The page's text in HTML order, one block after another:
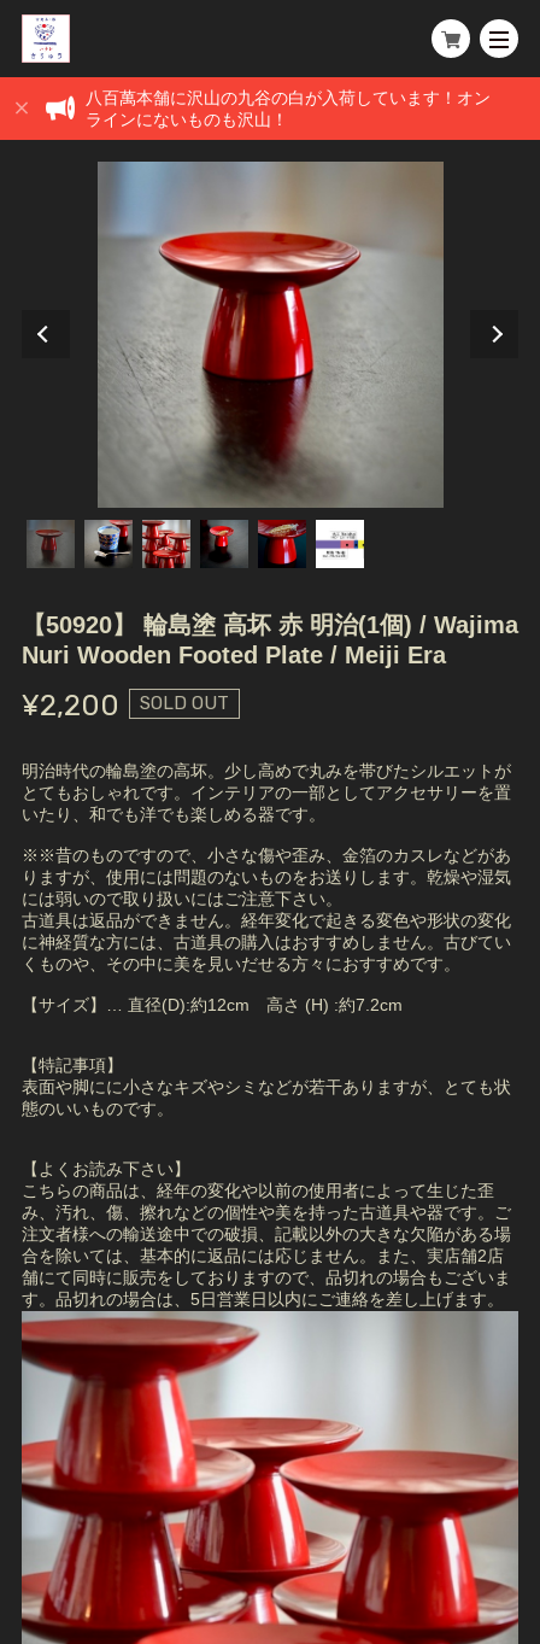
八百萬本舗に沢山の九谷の白が入荷しています！オン
ラインにないものも沢山！
【50920】 輪島塗 高坏 赤 明治(1個) / Wajima
Nuri Wooden Footed Plate / Meiji Era
¥2,200 SOLD OUT
明治時代の輪島塗の高坏。少し高めで丸みを帯びたシルエットが
とてもおしゃれです。インテリアの一部としてアクセサリーを置
いたり、和でも洋でも楽しめる器です。
※※昔のものですので、小さな傷や歪み、金箔のカスレなどがあ
りますが、使用には問題のないものをお送りします。乾燥や湿気
には弱いので取り扱いにはご注意下さい。
古道具は返品ができません。経年変化で起きる変色や形状の変化
に神経質な方には、古道具の購入はおすすめしません。古びてい
くものや、その中に美を見いだせる方々におすすめです。
【サイズ】… 直径(D):約12cm 高さ (H) :約7.2cm
【特記事項】
表面や脚にに小さなキズやシミなどが若干ありますが、とても状
態のいいものです。
【よくお読み下さい】
こちらの商品は、経年の変化や以前の使用者によって生じた歪
み、汚れ、傷、擦れなどの個性や美を持った古道具や器です。ご
注文者様への輸送途中での破損、記載以外の大きな欠陥がある場
合を除いては、基本的に返品には応じません。また、実店舗2店
舗にて同時に販売をしておりますので、品切れの場合もございま
す。品切れの場合は、5日営業日以内にご連絡を差し上げます。